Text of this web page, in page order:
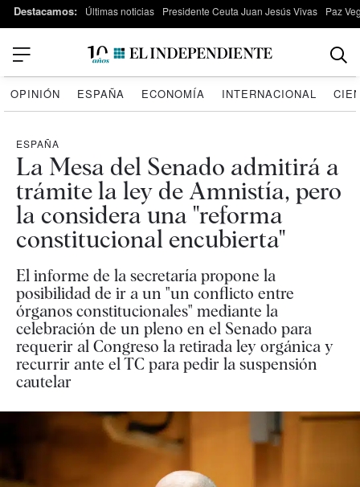
Destacamos: Últimas noticias Presidente Ceuta Juan Jesús Vivas Paz
OPINIÓN ESPAÑA ECONOMÍA INTERNACIONAL
ESPAÑA
La Mesa del Senado admitirá a
trámite la ley de Amnistía, pero
la considera una "reforma
constitucional encubierta"
El informe de la secretaría propone la
posibilidad de ir a un "un conflicto entre
órganos constitucionales" mediante la
celebración de un pleno en el Senado para
requerir al Congreso la retirada ley orgánica y
recurrir ante el TC para pedir la suspensión
cautelar